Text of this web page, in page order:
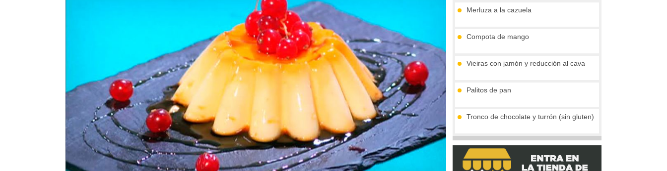
Merluza a la cazuela
Compota de mango
Vieiras con jamón y reducción al cava
Palitos de pan
Tronco de chocolate y turrón (sin gluten)
Crema de boletus y huevo de codorniz